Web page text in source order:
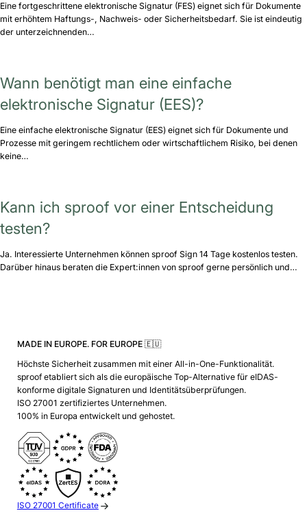
Eine fortgeschrittene elektronische Signatur (FES) eignet sich für Dokumente
mit erhöhtem Haftungs-, Nachweis- oder Sicherheitsbedarf. Sie ist eindeutig
der unterzeichnenden…
Wann benötigt man eine einfache
elektronische Signatur (EES)?
Eine einfache elektronische Signatur (EES) eignet sich für Dokumente und
Prozesse mit geringem rechtlichem oder wirtschaftlichem Risiko, bei denen
keine…
Kann ich sproof vor einer Entscheidung
testen?
Ja. Interessierte Unternehmen können sproof Sign 14 Tage kostenlos testen.
Darüber hinaus beraten die Expert:innen von sproof gerne persönlich und…
MADE IN EUROPE. FOR EUROPE 🇪🇺
Höchste Sicherheit zusammen mit einer All-in-One-Funktionalität.
sproof etabliert sich als die europäische Top-Alternative für eIDAS-
konforme digitale Signaturen und Identitätsüberprüfungen.
ISO 27001 zertifiziertes Unternehmen.
100% in Europa entwickelt und gehostet.
ISO 27001 Certificate